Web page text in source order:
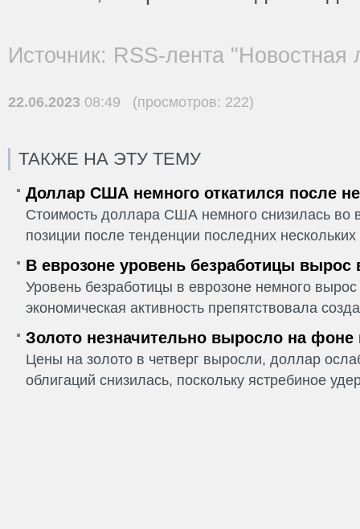
Источник: RSS-лента "Новостная
22.06.2023 08:49 (просмотров: 222)
ТАКЖЕ НА ЭТУ ТЕМУ
Доллар США немного откатился после
Стоимость доллара США немного снизилась во
позиции после тенденции последних
В еврозоне уровень безработицы вырос
Уровень безработицы в еврозоне немного
экономическая активность препятствовала
Золото незначительно выросло на фоне
Цены на золото в четверг выросли, доллар
облигаций снизилась, поскольку ястребиное